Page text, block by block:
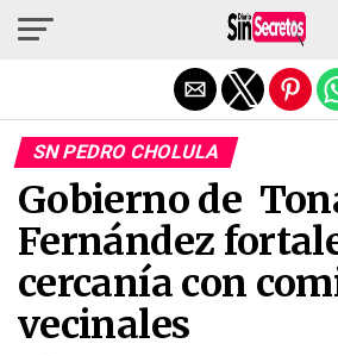
SN PEDRO CHOLULA
Gobierno de
Fernández
cercanía con
vecinales
Salir de la versión